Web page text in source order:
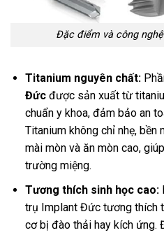
Đặc điểm và công
Titanium nguyên chất:
Đứcđược sản xuất từ
chuẩn y khoa, đảm bảo an
Titanium không chỉ nhẹ, bền
mài mòn và ăn mòn cao,
trường miệng.
Tương thích sinh học cao:
trụ Implant Đức tương thích
cơ bị đào thải hay kích ứng.